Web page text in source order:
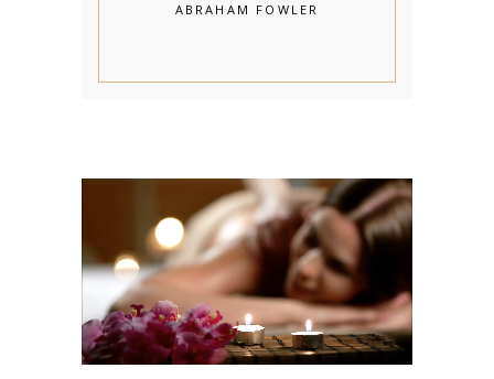
ABRAHAM FOWLER